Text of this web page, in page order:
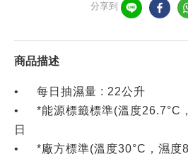
分享到
商品描述
•
每日抽濕量 : 22公升
•
*能源標籤標準(溫度26.7°C
日
•
*廠方標準(溫度30°C，濕度